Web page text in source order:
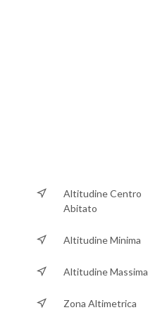
Altitudine Centro
Abitato
Altitudine Minima
Altitudine Massima
Zona Altimetrica